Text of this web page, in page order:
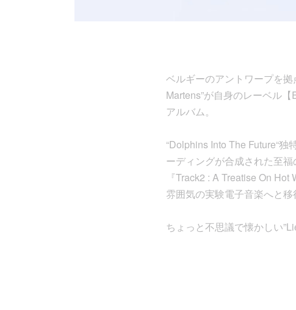
ベルギーのアントワープを
Martens”が自身のレーベル
アルバム。
“Dolphins Into The Future“
ーディングが合成された至
『Track2 : A Treatise On
雰囲気の実験電子音楽へと移
ちょっと不思議で懐かしい